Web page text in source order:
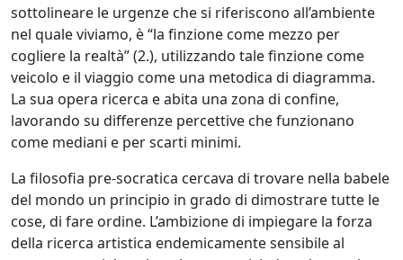
sottolineare le urgenze che si riferiscono all’ambiente
nel quale viviamo, è “la finzione come mezzo per
cogliere la realtà” (2.), utilizzando tale finzione come
veicolo e il viaggio come una metodica di diagramma.
La sua opera ricerca e abita una zona di confine,
lavorando su differenze percettive che funzionano
come mediani e per scarti minimi.
La filosofia pre-socratica cercava di trovare nella babele
del mondo un principio in grado di dimostrare tutte le
cose, di fare ordine. L’ambizione di impiegare la forza
della ricerca artistica endemicamente sensibile al